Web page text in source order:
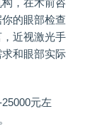
，在术前咨
的眼部检查
近视激光手
和眼部实际
元左